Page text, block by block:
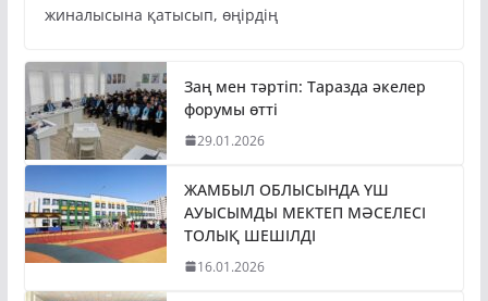
жиналысына қатысып, өңірдің
Заң мен тәртіп: Таразда әкелер
форумы өтті
29.01.2026
ЖАМБЫЛ ОБЛЫСЫНДА ҮШ
АУЫСЫМДЫ МЕКТЕП МӘСЕЛЕСІ
ТОЛЫҚ ШЕШІЛДІ
16.01.2026